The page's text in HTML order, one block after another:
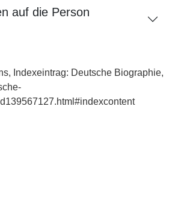
auf die Person
Indexeintrag: Deutsche Biographie,